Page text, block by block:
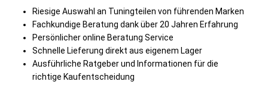
Riesige Auswahl an Tuningteilen von führenden Marken
Fachkundige Beratung dank über 20 Jahren Erfahrung
Persönlicher online Beratung Service
Schnelle Lieferung direkt aus eigenem Lager
Ausführliche Ratgeber und Informationen für die
richtige Kaufentscheidung